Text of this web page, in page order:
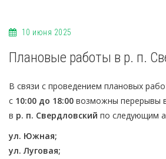
10 июня 2025
Плановые работы в р. п.
В связи с проведением плановых
с 10:00 до 18:00 возможны перерывы в
в р. п. Свердловский по следующим
ул. Южная;
ул. Луговая;